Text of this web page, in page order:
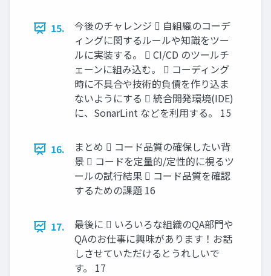
15.
今後のチャレンジ  自組織のコーデ
ィングに関するルールや知識をツー
ルに実装する。  CI/CD のツールチ
ェーンに組み込む。  コーディング
時に不具合や技術的負債を作り込ま
ないようにする  統合開発環境(IDE)
に、SonarLint などを利用する。 15
16.
まとめ  コード品質の確保したい背
景  コードを定量的/定性的に視るツ
ールの試行結果  コード品質を確認
するための課題 16
17.
最後に  いろいろな組織のQA部門や
QAのお仕事に興味があります！お話
しさせていただけるとうれしいで
す。 17